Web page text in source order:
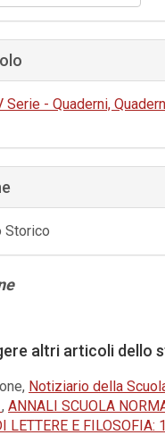
Serie - Quaderni,
Storico
altri articoli dello
Notiziario della
, ANNALI SCUOLA
LETTERE E FILOSOFIA: